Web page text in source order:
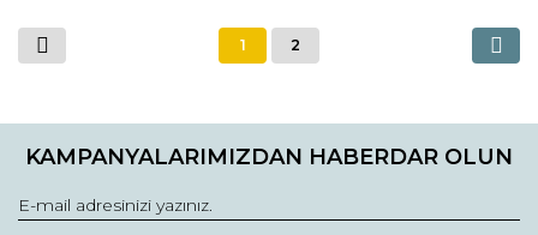
1 2
KAMPANYALARIMIZDAN HABERDAR OLUN